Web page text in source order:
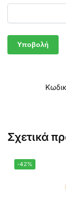
Σχετικά
-42%